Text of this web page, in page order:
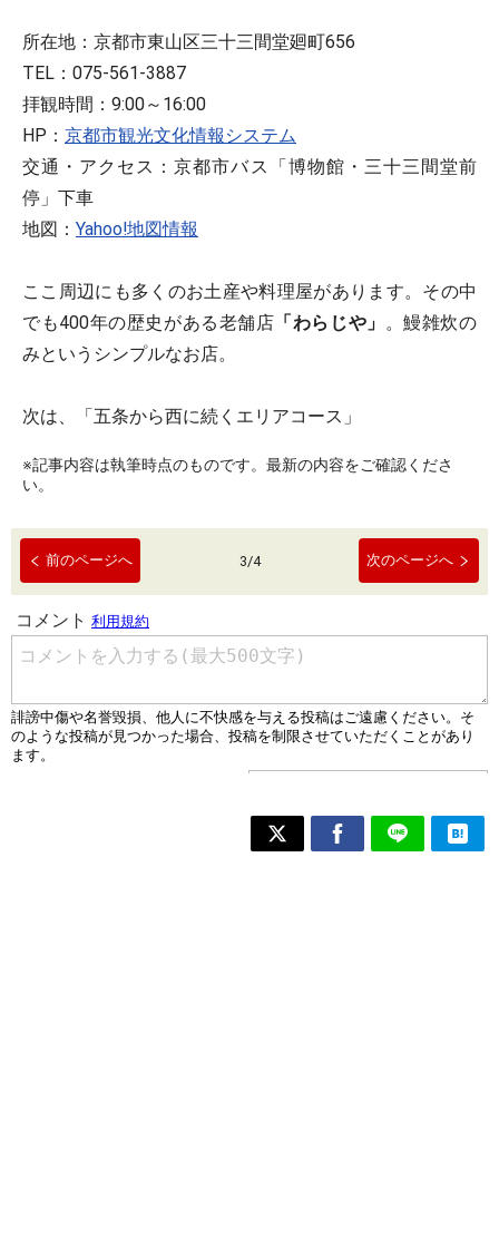
所在地：京都市東山区三十三間堂廻町656
TEL：075-561-3887
拝観時間：9:00～16:00
HP： 京都市観光文化情報システム
交通・アクセス：京都市バス「博物館・三十三間堂前
停」下車
地図： Yahoo!地図情報
ここ周辺にも多くのお土産や料理屋があります。その中
でも400年の歴史がある老舗店 「わらじや」 。鰻雑炊の
みというシンプルなお店。
次は、「五条から西に続くエリアコース」
※記事内容は執筆時点のものです。最新の内容をご確認くださ
い。
前のページへ 3/4 次のページへ